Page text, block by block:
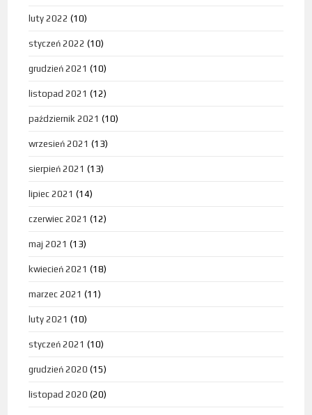
luty 2022 (10)
styczeń 2022 (10)
grudzień 2021 (10)
listopad 2021 (12)
październik 2021 (10)
wrzesień 2021 (13)
sierpień 2021 (13)
lipiec 2021 (14)
czerwiec 2021 (12)
maj 2021 (13)
kwiecień 2021 (18)
marzec 2021 (11)
luty 2021 (10)
styczeń 2021 (10)
grudzień 2020 (15)
listopad 2020 (20)